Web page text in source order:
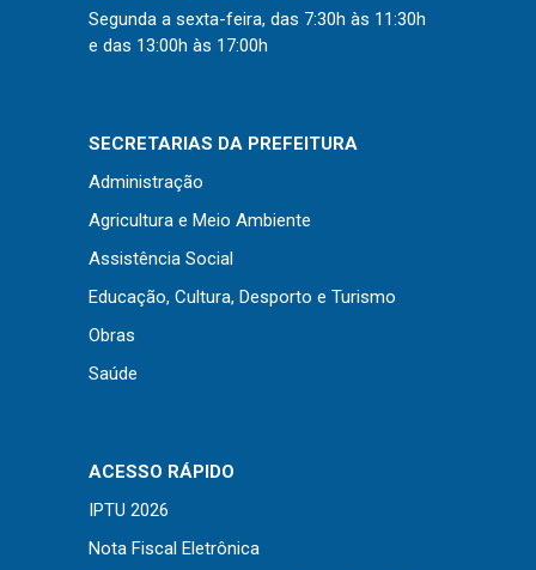
Recursos Humanos
Processo Seletivo
Segunda a sexta-feira, das 7:30h às 11:30h
e das 13:00h às 17:00h
SECRETARIAS DA PREFEITURA
Administração
Agricultura e Meio Ambiente
Assistência Social
Educação, Cultura, Desporto e Turismo
Obras
Saúde
ACESSO RÁPIDO
IPTU 2026
Nota Fiscal Eletrônica